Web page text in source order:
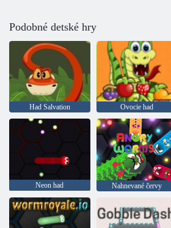
Podobné detské hry
Had Salvation Ovocie had
Neon had Nahnevané červy